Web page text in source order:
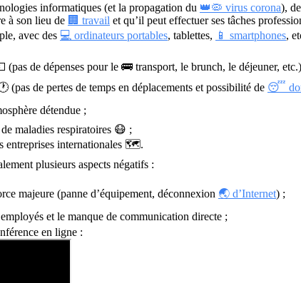
informatiques (et la propagation du 👑🦠 virus corona),
à son lieu de 🏢 travail et qu’il peut effectuer ses tâches
avec des 💻 ordinateurs portables, tablettes, 📱 smartphones,
(pas de dépenses pour le 🚌 transport, le brunch, le déjeuner,
(pas de pertes de temps en déplacements et possibilité de 😴
détendue ;
maladies respiratoires 😷 ;
entreprises internationales 🗺.
plusieurs aspects négatifs :
majeure (panne d’équipement, déconnexion 🌏 d’Internet) ;
et le manque de communication directe ;
en ligne :